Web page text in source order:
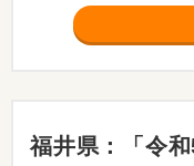
福井県：「令